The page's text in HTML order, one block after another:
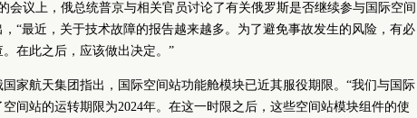
会议上，俄总统普京与相关官员讨论了有关俄罗斯是否继续参与国际空间
“最近，关于技术故障的报告越来越多。为了避免事故发生的风险，有必
在此之后，应该做出决定。”
家航天集团指出，国际空间站功能舱模块已近其服役期限。“我们与国际
间站的运转期限为2024年。在这一时限之后，这些空间站模块组件的使